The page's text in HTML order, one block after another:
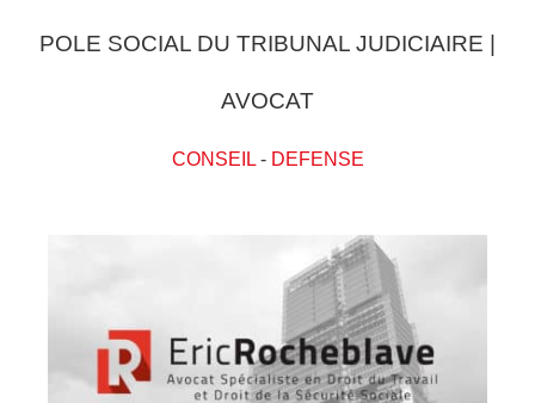
POLE SOCIAL DU TRIBUNAL JUDICIAIRE |
AVOCAT
CONSEIL- DEFENSE